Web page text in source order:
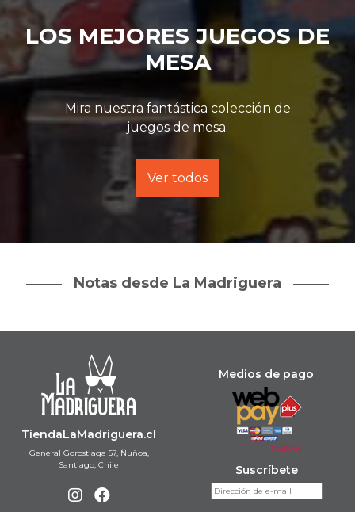
LOS MEJORES JUEGOS DE
MESA
Mira nuestra fantástica colección de
juegos de mesa.
Ver todos
Notas desde La Madriguera
TiendaLaMadriguera.cl
General Gorostiaga 57, Ñuñoa,
Santiago, Chile
Medios de pago
Suscríbete